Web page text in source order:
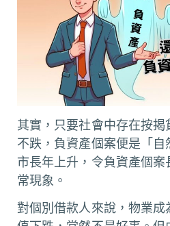
其實，只要社會中存在按
不跌，負資產個案便是「
市長年上升，令負資產個
常現象。
對個別借款人來說，物業